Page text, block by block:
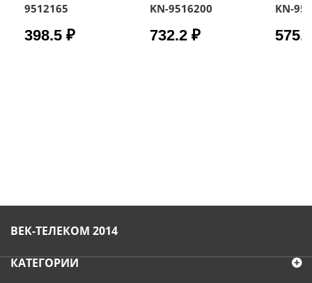
9512165
398.5 ₽
KN-9516200
732.2 ₽
KN-
ВЕК-ТЕЛЕКОМ 2014
КАТЕГОРИИ